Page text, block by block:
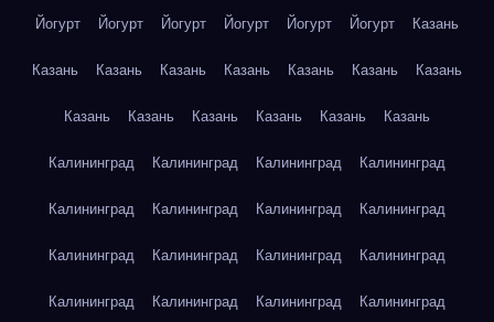
Йогурт Йогурт Йогурт Йогурт Йогурт Йогурт Казань
Казань Казань Казань Казань Казань Казань Казань
Казань Казань Казань Казань Казань Казань
Калининград Калининград Калининград Калининград
Калининград Калининград Калининград Калининград
Калининград Калининград Калининград Калининград
Калининград Калининград Калининград Калининград